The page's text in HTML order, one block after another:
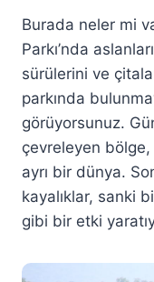
Burada neler mi
Parkı’nda
sürülerini ve
parkında
görüyorsunuz.
çevreleyen bölge,
ayrı bir dünya.
kayalıklar, sanki
gibi bir etki